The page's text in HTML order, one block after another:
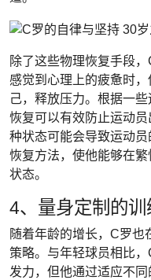
除了这些物理恢复手段
感觉到心理上的疲惫时
己，释放压力。根据一
恢复可以有效防止运动
种状态可能会导致运动
恢复方法，使他能够在
状态。
4、量身定制的
随着年龄的增长，C罗也
策略。与年轻球员相比
发力，但他通过适应不